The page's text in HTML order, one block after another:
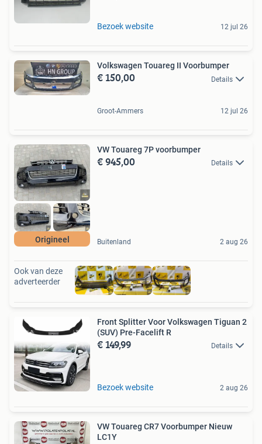
Bezoek website 12 jul 26
Volkswagen Touareg II Voorbumper
€ 150,00 Details
Groot-Ammers 12 jul 26
Origineel
VW Touareg 7P voorbumper
€ 945,00 Details
Buitenland 2 aug 26
Ook van deze
adverteerder
Front Splitter Voor Volkswagen Tiguan 2
(SUV) Pre-Facelift R
€ 149,99 Details
Bezoek website 2 aug 26
VW Touareg CR7 Voorbumper Nieuw
LC1Y